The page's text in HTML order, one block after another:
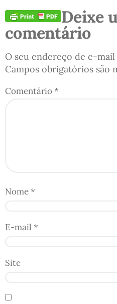
Deixe
comentário
O seu endereço de e-
Campos obrigatórios são
Comentário*
Nome*
E-mail *
Site